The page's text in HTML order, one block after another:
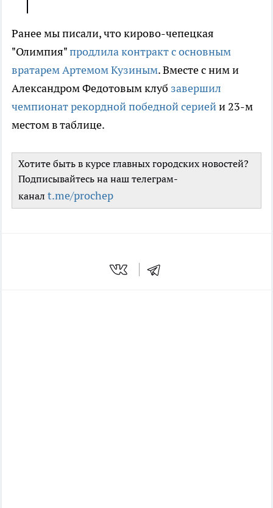
Ранее мы писали, что кирово-чепецкая
"Олимпия"продлила контракт с основным
вратарем Артемом Кузиным. Вместе с ним и
Александром Федотовым клуб завершил
чемпионат рекордной победной сериейи 23-м
местом в таблице.
Хотите быть в курсе главных городских новостей?
Подписывайтесь на наш телеграм-
канал t.me/prochep